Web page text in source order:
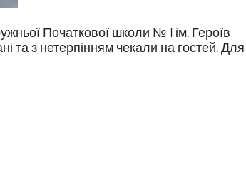
Початкової школи № 1 ім. Героїв
та з нетерпінням чекали на гостей. Для